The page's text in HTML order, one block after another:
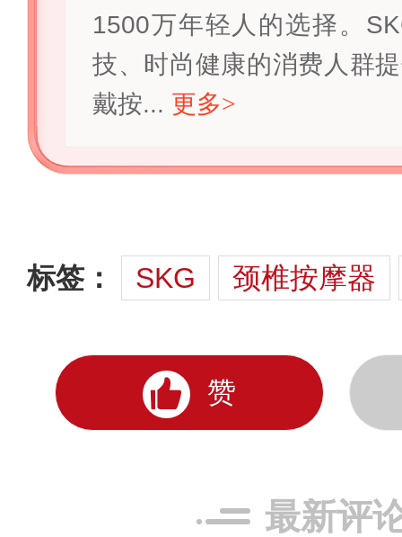
1500万年轻人的选择。
技、时尚健康的消费人群
戴按... 更多>
标签： SKG 颈椎按摩器
赞
最新评